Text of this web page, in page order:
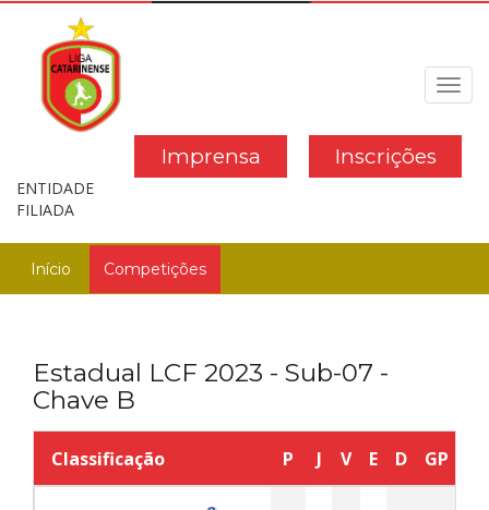
Inscrições
Imprensa
ENTIDADE
FILIADA
Início Competições
Estadual LCF 2023 - Sub-07 -
Chave B
Classificação P J V E D GP